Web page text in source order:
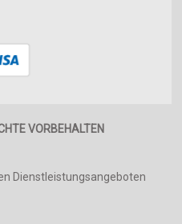
VORBEHALTEN
Dienstleistungsangeboten